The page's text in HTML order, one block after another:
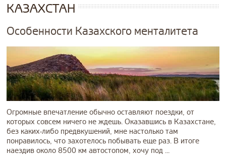
КАЗАХСТАН
Особенности Казахского менталитета
Огромные впечатление обычно оставляют поездки, от
которых совсем ничего не ждешь. Оказавшись в Казахстане,
без каких-либо предвкушений, мне настолько там
понравилось, что захотелось побывать еще раз. В итоге
наездив около 8500 км автостопом, хочу под ...